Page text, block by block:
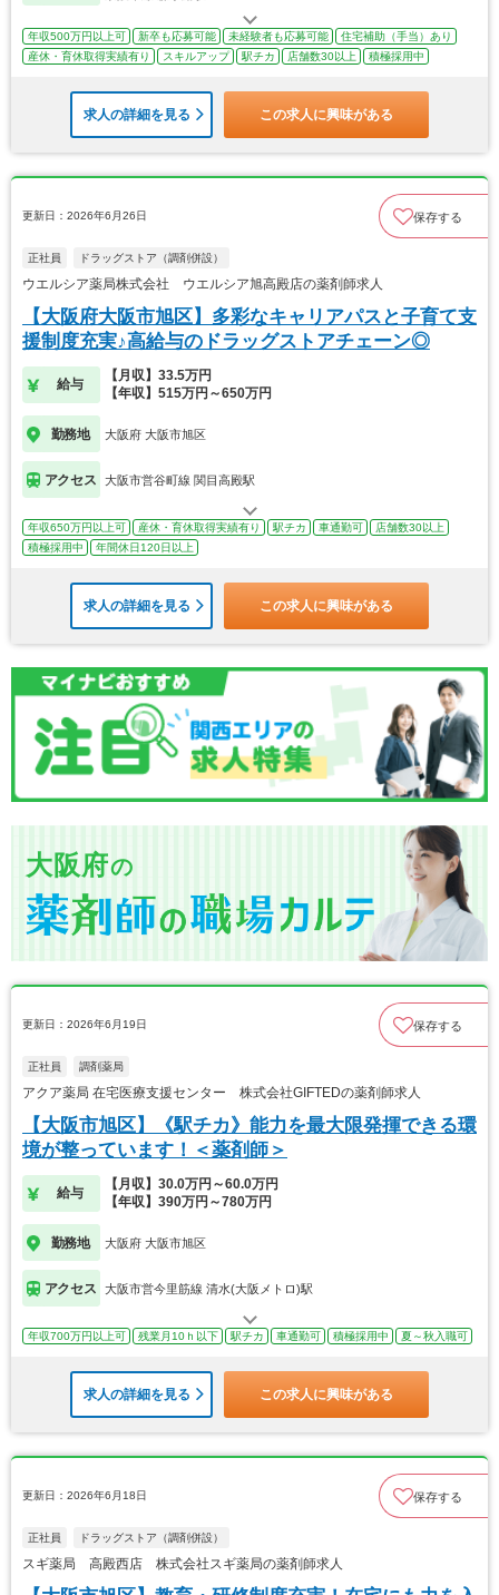
年収500万円以上可 新卒も応募可能 未経験者も応募可能
住宅補助（手当）あり
産休・育休取得実績有り
スキルアップ 駅チカ 店舗数30以上 積極採用中
求人の詳細を見る この求人に興味がある
更新日：2026年6月26日 保存する
正社員 ドラッグストア（調剤併設）
ウエルシア薬局株式会社 ウエルシア旭高殿店の薬剤師求人
【大阪府大阪市旭区】多彩なキャリアパスと子育て支
援制度充実♪高給与のドラッグストアチェーン◎
給与
【月収】33.5万円
【年収】515万円～650万円
勤務地 大阪府 大阪市旭区
アクセス 大阪市営谷町線 関目高殿駅
年収650万円以上可 産休・育休取得実績有り 駅チカ 車通勤可
店舗数30以上
積極採用中
年間休日120日以上
求人の詳細を見る この求人に興味がある
大阪府の
更新日：2026年6月19日 保存する
正社員 調剤薬局
アクア薬局 在宅医療支援センター 株式会社GIFTEDの薬剤師求人
【大阪市旭区】《駅チカ》能力を最大限発揮できる環
境が整っています！＜薬剤師＞
給与
【月収】30.0万円～60.0万円
【年収】390万円～780万円
勤務地 大阪府 大阪市旭区
アクセス 大阪市営今里筋線 清水(大阪メトロ)駅
年収700万円以上可 残業月10ｈ以下 駅チカ 車通勤可 積極採用中 夏～秋入職可
求人の詳細を見る この求人に興味がある
更新日：2026年6月18日 保存する
正社員 ドラッグストア（調剤併設）
スギ薬局 高殿西店 株式会社スギ薬局の薬剤師求人